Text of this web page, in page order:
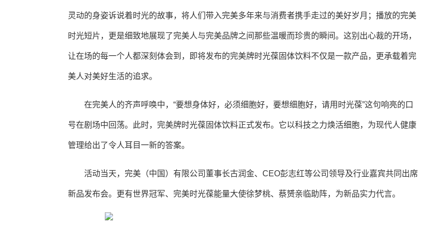
灵动的身姿诉说着时光的故事，将人们带入完美多年来与消费者携手走过的美好岁月；播放的完美
时光短片，更是细致地展现了完美人与完美品牌之间那些温暖而珍贵的瞬间。这别出心裁的开场，
让在场的每一个人都深刻体会到，即将发布的完美牌时光葆固体饮料不仅是一款产品，更承载着完
美人对美好生活的追求。
在完美人的齐声呼唤中，“要想身体好，必须细胞好，要想细胞好，请用时光葆”这句响亮的口
号在剧场中回荡。此时，完美牌时光葆固体饮料正式发布。它以科技之力焕活细胞，为现代人健康
管理给出了令人耳目一新的答案。
活动当天，完美（中国）有限公司董事长古润金、CEO彭志红等公司领导及行业嘉宾共同出席
新品发布会。更有世界冠军、完美时光葆能量大使徐梦桃、蔡赟亲临助阵，为新品实力代言。